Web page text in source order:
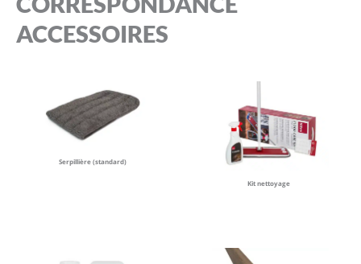
ACCESSOIRES
Serpillière (standard)
Kit nettoyage